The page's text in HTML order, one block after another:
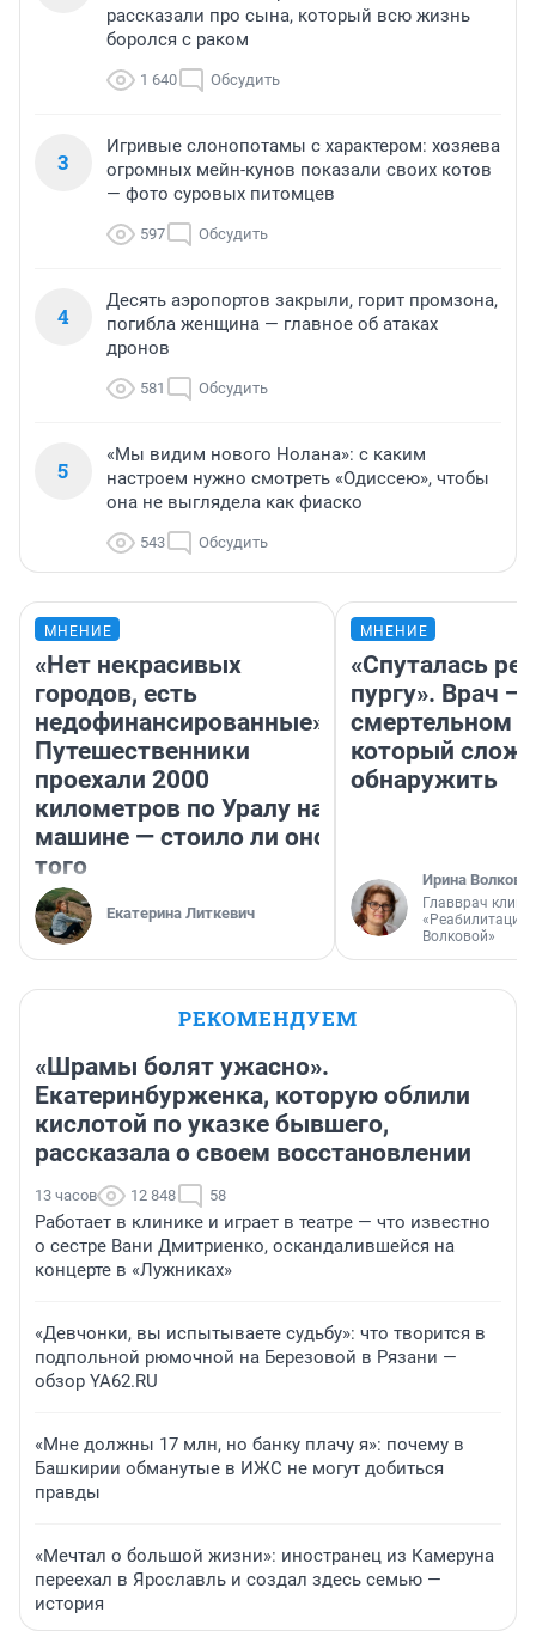
рассказали про сына, который всю жизнь
боролся с раком
1 640 Обсудить
3
Игривые слонопотамы с характером: хозяева
огромных мейн-кунов показали своих котов
— фото суровых питомцев
597 Обсудить
4
Десять аэропортов закрыли, горит промзона,
погибла женщина — главное об атаках
дронов
581 Обсудить
5
«Мы видим нового Нолана»: с каким
настроем нужно смотреть «Одиссею», чтобы
она не выглядела как фиаско
543 Обсудить
МНЕНИЕ
«Нет некрасивых
городов, есть
недофинансированные».
Путешественники
проехали 2000
километров по Уралу на
машине — стоило ли оно
того
Екатерина Литкевич
МНЕНИЕ
«Спуталась
пургу». Врач —
смертельном
который
обнаружить
Ирина Волкова
Главврач
«Реабилитация
Волковой»
РЕКОМЕНДУЕМ
«Шрамы болят ужасно».
Екатеринбурженка, которую облили
кислотой по указке бывшего,
рассказала о своем восстановлении
13 часов 12 848 58
Работает в клинике и играет в театре — что известно
о сестре Вани Дмитриенко, оскандалившейся на
концерте в «Лужниках»
«Девчонки, вы испытываете судьбу»: что творится в
подпольной рюмочной на Березовой в Рязани —
обзор YA62.RU
«Мне должны 17 млн, но банку плачу я»: почему в
Башкирии обманутые в ИЖС не могут добиться
правды
«Мечтал о большой жизни»: иностранец из Камеруна
переехал в Ярославль и создал здесь семью —
история